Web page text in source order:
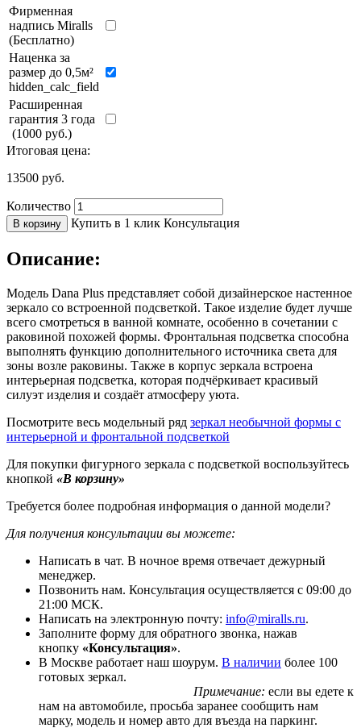
Фирменная
надпись Miralls
(Бесплатно)
Наценка за
размер до 0,5м²
hidden_calc_field
Расширенная
гарантия 3 года
(1000 руб.)
Итоговая цена:
13500 руб.
Количество
В корзину Купить в 1 клик Консультация
Описание:
Модель Dana Plus представляет собой дизайнерское настенное
зеркало со встроенной подсветкой. Такое изделие будет лучше
всего смотреться в ванной комнате, особенно в сочетании с
раковиной похожей формы. Фронтальная подсветка способна
выполнять функцию дополнительного источника света для
зоны возле раковины. Также в корпус зеркала встроена
интерьерная подсветка, которая подчёркивает красивый
силуэт изделия и создаёт атмосферу уюта.
Посмотрите весь модельный ряд зеркал необычной формы с
интерьерной и фронтальной подсветкой
Для покупки фигурного зеркала с подсветкой воспользуйтесь
кнопкой «В корзину»
Требуется более подробная информация о данной модели?
Для получения консультации вы можете:
Написать в чат. В ночное время отвечает дежурный
менеджер.
Позвонить нам. Консультация осуществляется с 09:00 до
21:00 МСК.
Написать на электронную почту: info@miralls.ru.
Заполните форму для обратного звонка, нажав
кнопку «Консультация».
В Москве работает наш шоурум. В наличии более 100
готовых зеркал.
Примечание: если вы едете к
нам на автомобиле, просьба заранее сообщить нам
марку, модель и номер авто для въезда на паркинг.